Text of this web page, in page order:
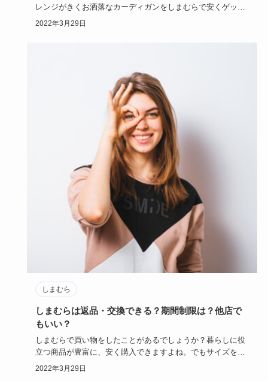
レンジがきくお洒落なカーディガンをしまむらで安くゲット
しちゃいましょ…
2022年3月29日
しまむら
しまむらは返品・交換できる？期間制限は？他店で
もいい？
しまむらで買い物をしたことがあるでしょうか？暮らしに役
立つ商品が豊富に、安く購入できますよね。でもサイズを間
違えて購入して…
2022年3月29日